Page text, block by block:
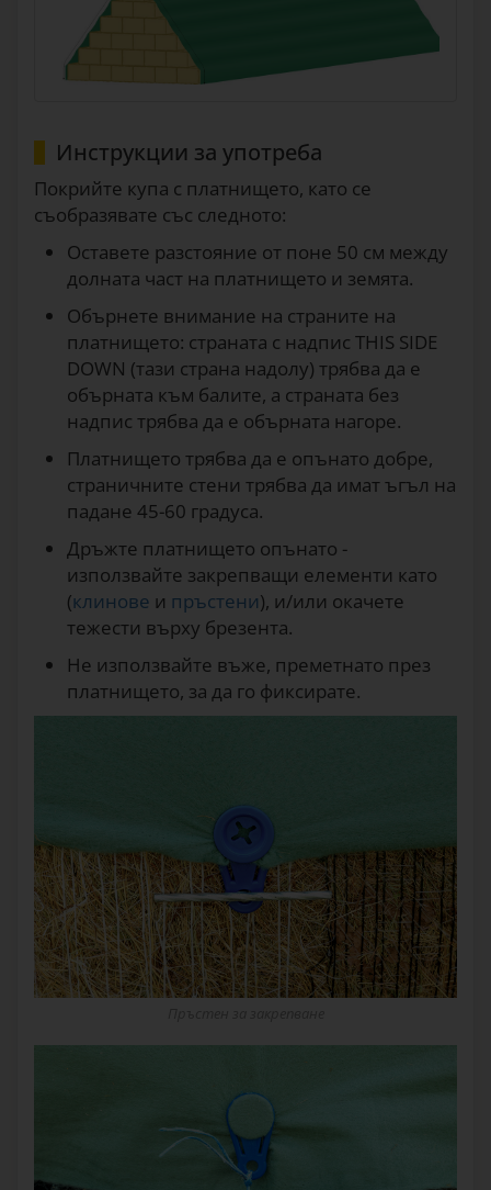
Инструкции за употреба
Покрийте купа с платнището, като се
съобразявате със следното:
Оставете разстояние от поне 50 см между
долната част на платнището и земята.
Обърнете внимание на страните на
платнището: страната с надпис THIS SIDE
DOWN (тази страна надолу) трябва да е
обърната към балите, а страната без
надпис трябва да е обърната нагоре.
Платнището трябва да е опънато добре,
страничните стени трябва да имат ъгъл на
падане 45-60 градуса.
Дръжте платнището опънато -
използвайте закрепващи елементи като
(клинове и пръстени), и/или окачете
тежести върху брезента.
Не използвайте въже, преметнато през
платнището, за да го фиксирате.